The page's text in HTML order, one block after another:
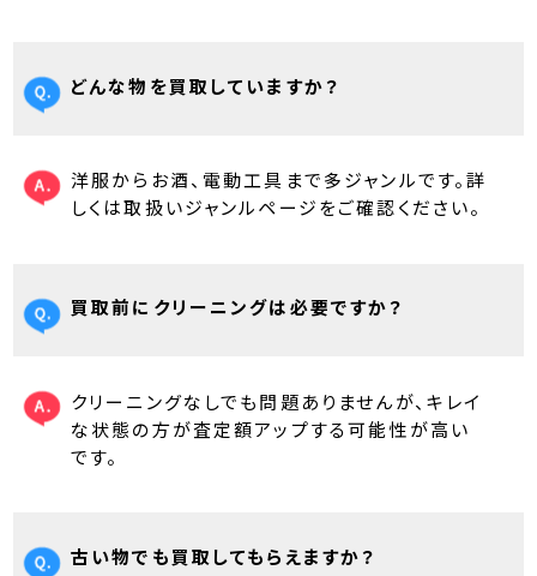
どんな物を買取していますか？
洋服からお酒、電動工具まで多ジャンルです。詳
しくは取扱いジャンルページをご確認ください。
買取前にクリーニングは必要ですか？
クリーニングなしでも問題ありませんが、キレイ
な状態の方が査定額アップする可能性が高い
です。
古い物でも買取してもらえますか？